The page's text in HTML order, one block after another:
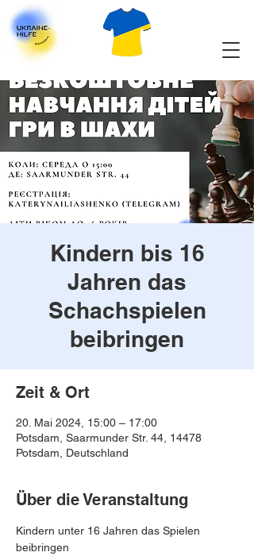
Kindern bis 16
Jahren das
Schachspielen
beibringen
Zeit & Ort
20. Mai 2024, 15:00 – 17:00
Potsdam, Saarmunder Str. 44, 14478
Potsdam, Deutschland
Über die Veranstaltung
Kindern unter 16 Jahren das Spielen
beibringen